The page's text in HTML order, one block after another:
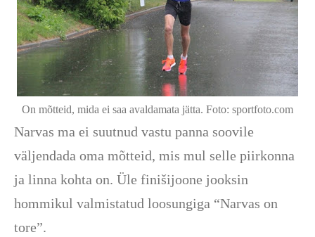
On mõtteid, mida ei saa avaldamata jätta. Foto: sportfoto.com
Narvas ma ei suutnud vastu panna soovile
väljendada oma mõtteid, mis mul selle piirkonna
ja linna kohta on. Üle finišijoone jooksin
hommikul valmistatud loosungiga “Narvas on
tore”.